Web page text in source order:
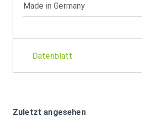
Made in Germany
Datenblatt
Zuletzt angesehen